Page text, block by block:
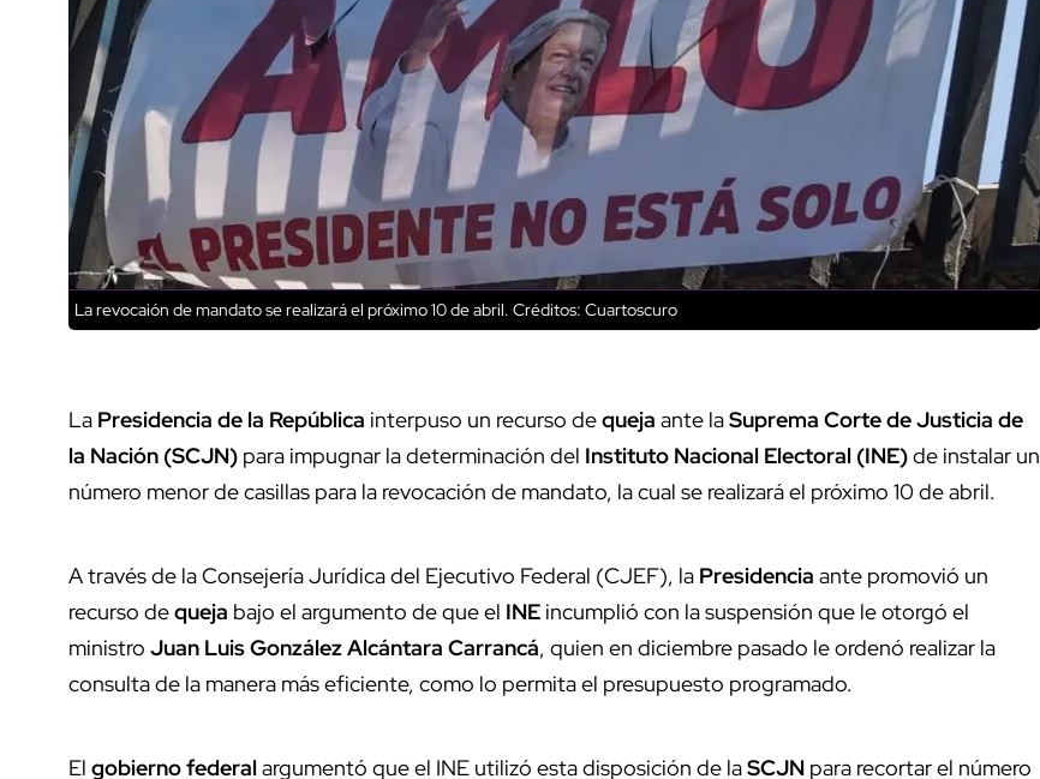
La revocaión de mandato se realizará el próximo 10 de abril. Créditos: Cuartoscuro
La Presidencia de la República interpuso un recurso dequeja ante laSuprema Corte de Justicia de
la Nación (SCJN) para impugnar la determinación del Instituto Nacional Electoral (INE)de instalar un
número menor de casillas para la revocación de mandato, la cual se realizará el próximo 10 de abril.
A través de la Consejería Jurídica del Ejecutivo Federal (CJEF), la Presidencia ante promovió un
recurso dequeja bajo el argumento de que el INE incumplió con la suspensión que le otorgó el
ministro Juan Luis González Alcántara Carrancá, quien en diciembre pasado le ordenó realizar la
consulta de la manera más eficiente, como lo permita el presupuesto programado.
El gobierno federalargumentó que el INE utilizó esta disposición de laSCJN para recortar el número